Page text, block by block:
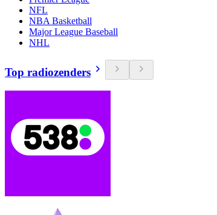
NFL
NBA Basketball
Major League Baseball
NHL
Top radiozenders